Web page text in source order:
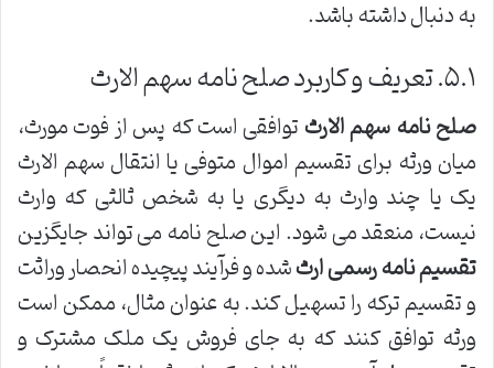
به دنبال داشته باشد.
۵.۱. تعریف و کاربرد صلح نامه سهم الارث
صلح نامه سهم الارثتوافقی است که پس از فوت مورث،
میان ورثه برای تقسیم اموال متوفی یا انتقال سهم الارث
یک یا چند وارث به دیگری یا به شخص ثالثی که وارث
نیست، منعقد می شود. این صلح نامه می تواند جایگزین
تقسیم نامه رسمی ارثشده و فرآیند پیچیده انحصار وراثت
و تقسیم ترکه را تسهیل کند. به عنوان مثال، ممکن است
ورثه توافق کنند که به جای فروش یک ملک مشترک و